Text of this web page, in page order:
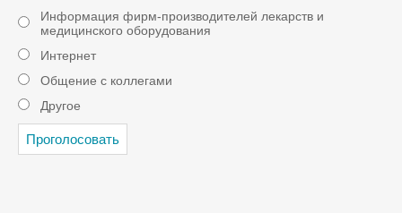
Информация фирм-производителей лекарств и
медицинского оборудования
Интернет
Общение с коллегами
Другое